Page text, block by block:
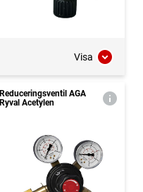
Visa
Reduceringsventil AGA
Ryval Acetylen